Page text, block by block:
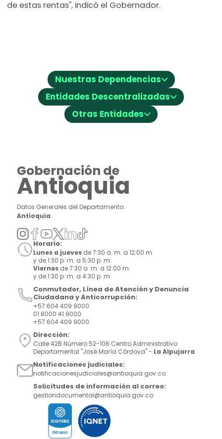
de estas rentas", indicó el Gobernador.
Nuestras Dependencias⌵
Entidades Descentralizadas⌵
Otras Entidades⌵
Gobernación de
Antioquia
Datos Generales del Departamento:
Antioquia
Horario:
Lunes a jueves de 7:30 a. m. a 12:00 m.
y de 1:30 p. m. a 5:30 p. m.
Viernes de 7:30 a. m. a 12:00 m.
y de 1:30 p. m. a 4:30 p. m.
Conmutador, Línea de Atención y Denuncia
Ciudadana y Anticorrupción:
+57 604 409 9000
01 8000 41 9000
+57 604 409 9000
Dirección:
Calle 42B Número 52-106 Centro Administrativo
Departamental "José María Córdova" - La Alpujarra
Notificaciones judiciales:
notificacionesjudiciales@antioquia.gov.co
Solicitudes de información al correo:
gestiondocumental@antioquia.gov.co